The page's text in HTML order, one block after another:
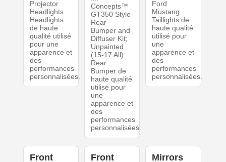
Projector
Headlights
Headlights
de haute
qualité utilisé
pour une
apparence et
des
performances
personnalisées.
Concepts™
GT350 Style
Rear
Bumper and
Diffuser Kit;
Unpainted
(15-17 All)
Rear
Bumper de
haute qualité
utilisé pour
une
apparence et
des
performances
personnalisées.
Ford
Mustang
Taillights de
haute qualité
utilisé pour
une
apparence et
des
performances
personnalisées.
Front
Front
Mirrors